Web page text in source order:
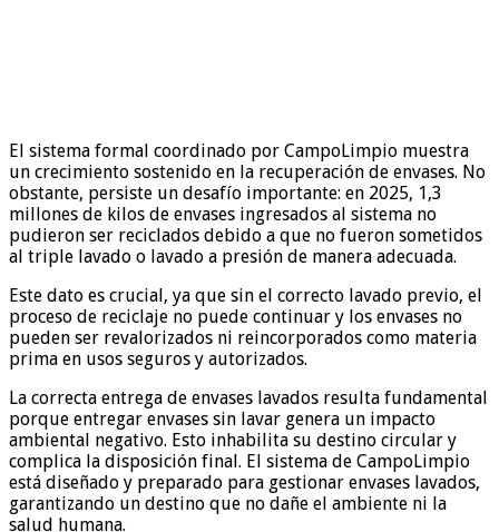
El sistema formal coordinado por CampoLimpio muestra
un crecimiento sostenido en la recuperación de envases. No
obstante, persiste un desafío importante: en 2025, 1,3
millones de kilos de envases ingresados al sistema no
pudieron ser reciclados debido a que no fueron sometidos
al triple lavado o lavado a presión de manera adecuada.
Este dato es crucial, ya que sin el correcto lavado previo, el
proceso de reciclaje no puede continuar y los envases no
pueden ser revalorizados ni reincorporados como materia
prima en usos seguros y autorizados.
La correcta entrega de envases lavados resulta fundamental
porque entregar envases sin lavar genera un impacto
ambiental negativo. Esto inhabilita su destino circular y
complica la disposición final. El sistema de CampoLimpio
está diseñado y preparado para gestionar envases lavados,
garantizando un destino que no dañe el ambiente ni la
salud humana.